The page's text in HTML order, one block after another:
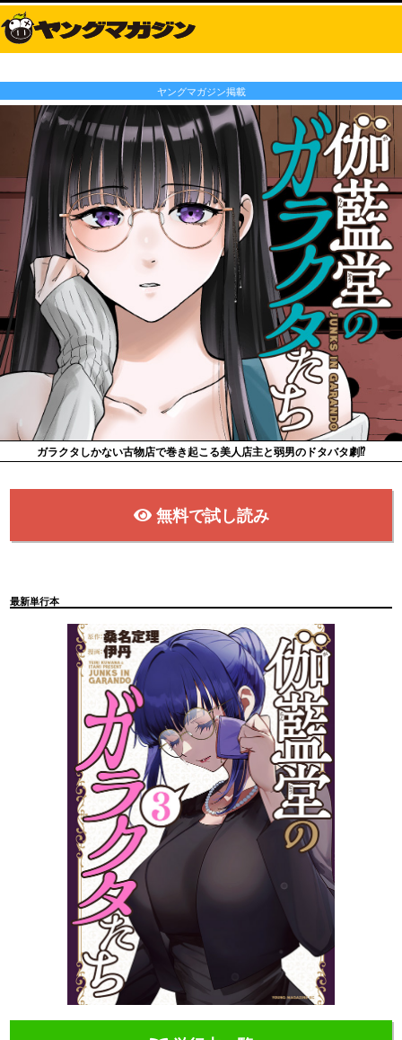
ヤングマガジン掲載
ガラクタしかない古物店で巻き起こる美人店主と弱男のドタバタ劇⁉
無料で試し読み
最新単行本